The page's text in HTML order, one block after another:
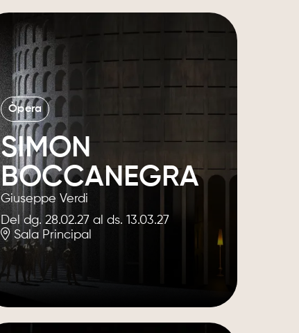
Òpera
SIMON
BOCCANEGRA
Giuseppe Verdi
Del dg. 28.02.27 al ds. 13.03.27
Sala Principal